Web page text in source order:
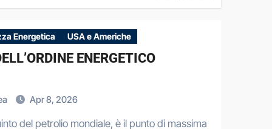
Energetica USA e Americhe
ENERGETICO
Apr 8, 2026
del petrolio mondiale, è il punto di massima